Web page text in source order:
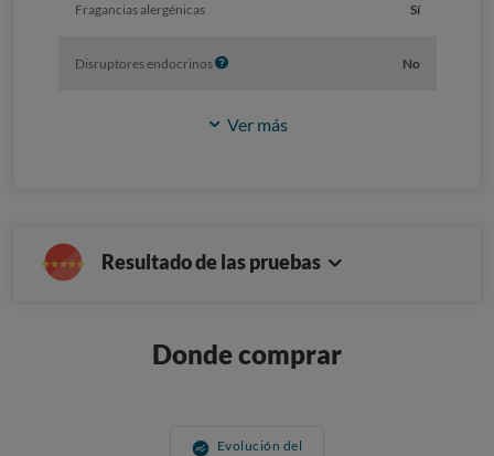
Fragancias alergénicas Sí
Disruptores endocrinosI
o
No
Ver más
Resultado de las pruebas
Donde comprar
Evolución del